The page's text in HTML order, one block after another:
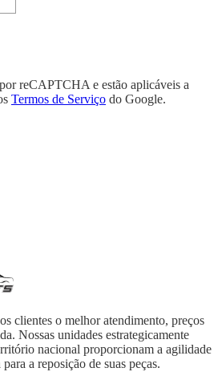
reCAPTCHA e estão aplicáveis a
Termos de Serviço do Google.
clientes o melhor atendimento, preços
Nossas unidades estrategicamente
nacional proporcionam a agilidade
a reposição de suas peças.